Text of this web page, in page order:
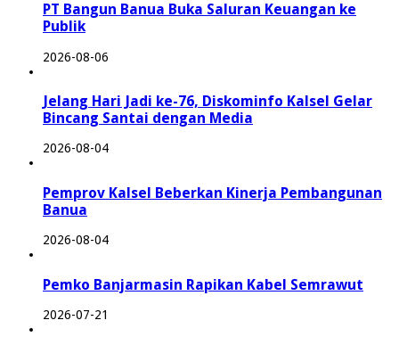
PT Bangun Banua Buka Saluran Keuangan ke
Publik
2026-08-06
Jelang Hari Jadi ke-76, Diskominfo Kalsel Gelar
Bincang Santai dengan Media
2026-08-04
Pemprov Kalsel Beberkan Kinerja Pembangunan
Banua
2026-08-04
Pemko Banjarmasin Rapikan Kabel Semrawut
2026-07-21